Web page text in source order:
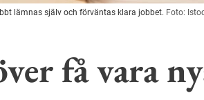
lämnas själv och förväntas klara jobbet. Foto:
få vara